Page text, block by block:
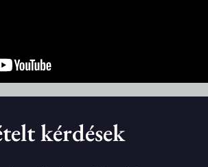
kérdések